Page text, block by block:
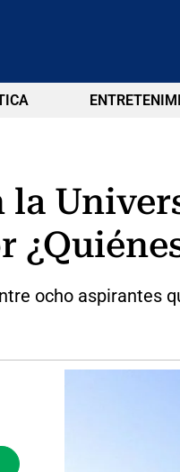
la
ocho aspirantes